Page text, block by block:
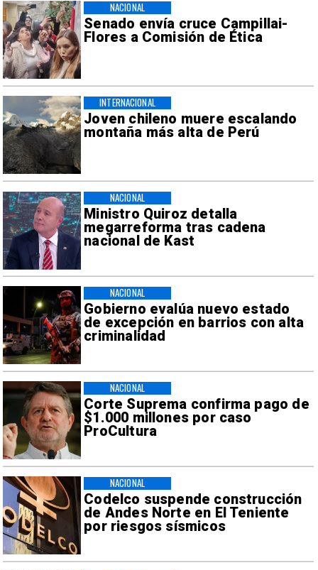
Senado envía cruce Campillai-
Flores a Comisión de Ética
NACIONAL
Joven chileno muere escalando
montaña más alta de Perú
INTERNACIONAL
Ministro Quiroz detalla
megarreforma tras cadena
nacional de Kast
NACIONAL
Gobierno evalúa nuevo estado
de excepción en barrios con alta
criminalidad
NACIONAL
Corte Suprema confirma pago de
$1.000 millones por caso
ProCultura
NACIONAL
Codelco suspende construcción
de Andes Norte en El Teniente
por riesgos sísmicos
NACIONAL